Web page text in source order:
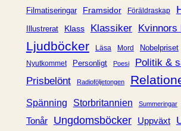
Filmatiseringar Framsidor Föräldraskap
Illustrerat Klass Klassiker Kvinnors
Ljudböcker
Läsa Mord Nobelpriset
Nyutkommet Personligt Poesi
Politik &
Prisbelönt
Radioföljetongen
Spänning Storbritannien Summeringar
Tonår Ungdomsböcker Uppväxt